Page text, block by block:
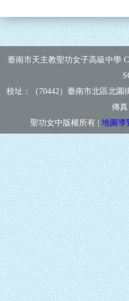
臺南市天主教聖功女子高級中學
校址：（70442）臺南市北區北
傳真
聖功女中版權所有 | 地圖導